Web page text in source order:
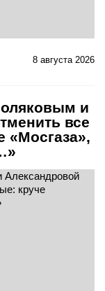
8 августа 2026
и
все
«Мосгаза»,